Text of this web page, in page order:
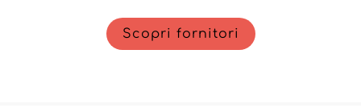
Scopri fornitori